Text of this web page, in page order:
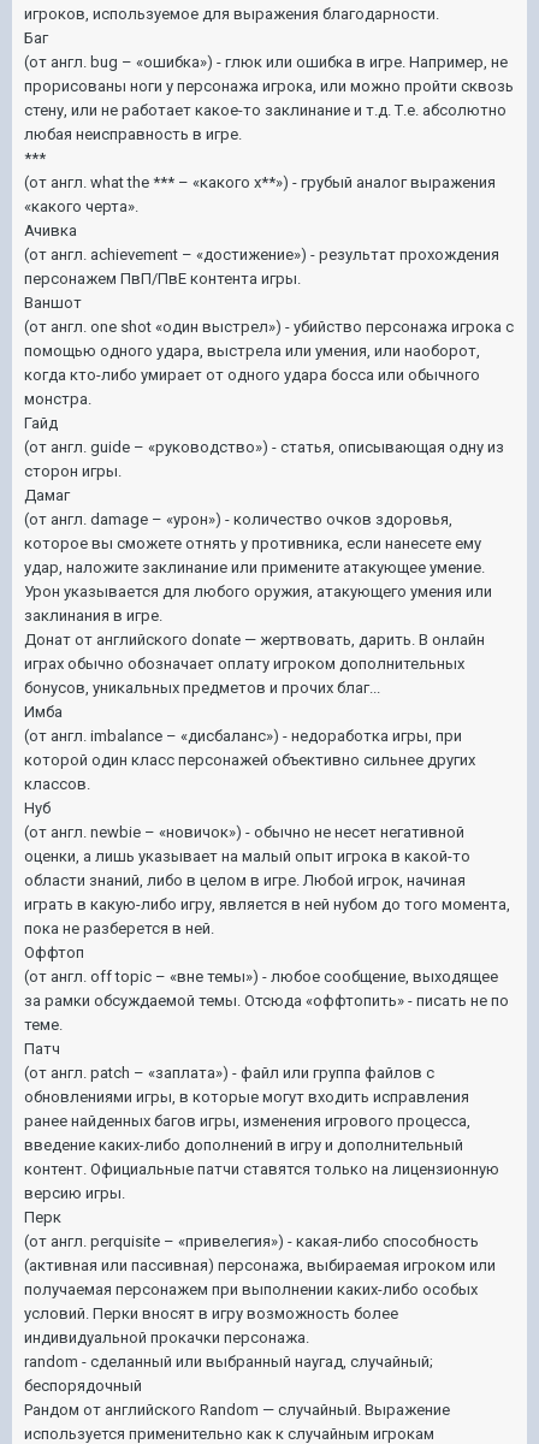
игроков, используемое для выражения благодарности.
Баг
(от англ. bug – «ошибка») - глюк или ошибка в игре. Например, не
прорисованы ноги у персонажа игрока, или можно пройти сквозь
стену, или не работает какое-то заклинание и т.д. Т.е. абсолютно
любая неисправность в игре.
***
(от англ. what the *** – «какого х**») - грубый аналог выражения
«какого черта».
Ачивка
(от англ. achievement – «достижение») - результат прохождения
персонажем ПвП/ПвЕ контента игры.
Ваншот
(от англ. one shot «один выстрел») - убийство персонажа игрока с
помощью одного удара, выстрела или умения, или наоборот,
когда кто-либо умирает от одного удара босса или обычного
монстра.
Гайд
(от англ. guide – «руководство») - статья, описывающая одну из
сторон игры.
Дамаг
(от англ. damage – «урон») - количество очков здоровья,
которое вы сможете отнять у противника, если нанесете ему
удар, наложите заклинание или примените атакующее умение.
Урон указывается для любого оружия, атакующего умения или
заклинания в игре.
Донат от английского donate — жертвовать, дарить. В онлайн
играх обычно обозначает оплату игроком дополнительных
бонусов, уникальных предметов и прочих благ...
Имба
(от англ. imbalance – «дисбаланс») - недоработка игры, при
которой один класс персонажей объективно сильнее других
классов.
Нуб
(от англ. newbie – «новичок») - обычно не несет негативной
оценки, а лишь указывает на малый опыт игрока в какой-то
области знаний, либо в целом в игре. Любой игрок, начиная
играть в какую-либо игру, является в ней нубом до того момента,
пока не разберется в ней.
Оффтоп
(от англ. off topic – «вне темы») - любое сообщение, выходящее
за рамки обсуждаемой темы. Отсюда «оффтопить» - писать не по
теме.
Патч
(от англ. patch – «заплата») - файл или группа файлов с
обновлениями игры, в которые могут входить исправления
ранее найденных багов игры, изменения игрового процесса,
введение каких-либо дополнений в игру и дополнительный
контент. Официальные патчи ставятся только на лицензионную
версию игры.
Перк
(от англ. perquisite – «привелегия») - какая-либо способность
(активная или пассивная) персонажа, выбираемая игроком или
получаемая персонажем при выполнении каких-либо особых
условий. Перки вносят в игру возможность более
индивидуальной прокачки персонажа.
random - сделанный или выбранный наугад, случайный;
беспорядочный
Рандом от английского Random — случайный. Выражение
используется применительно как к случайным игрокам